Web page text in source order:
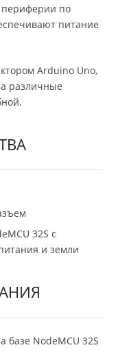
по
питание
Arduino Uno,
различные
32S с
и земли
базе NodeMCU 32S